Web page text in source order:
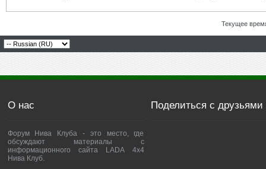
Текущее
О нас
Форум Нива Клуба - это место, где
обсуждают материалы с
информационного сайта LADA 4x4
Нива Клуб.
Поделиться с друзьями